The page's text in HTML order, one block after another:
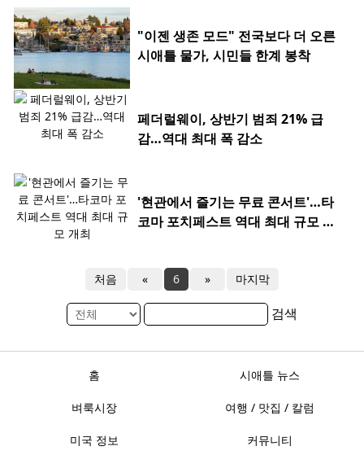
"이젠 생존 모드" 전국보다 더 오른
시애틀 물가, 시민들 한계 봉착
페더럴웨이, 상반기 범죄 21% 급
감…역대 최대 폭 감소
'현관에서 즐기는 무료 콘서트'…타
코마 포치페스트 역대 최대 규모 개
처음 « 6 » 마지막
검색
홈 시애틀 뉴스
벼룩시장 여행 / 맛집 / 칼럼
미국 정보 커뮤니티